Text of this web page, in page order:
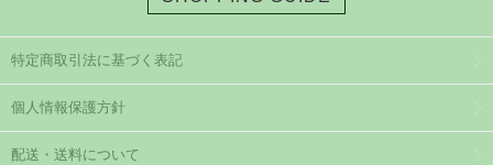
特定商取引法に基づく表記
個人情報保護方針
配送・送料について